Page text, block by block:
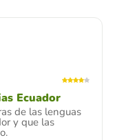
Ecuador
de las lenguas
y que las